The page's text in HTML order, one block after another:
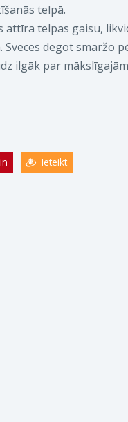
telpā.
attīra telpas gaisu,
Sveces degot smaržo
ilgāk par
Ieteikt